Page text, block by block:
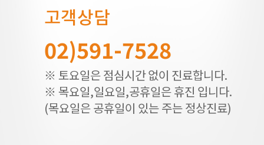
고객상담
02)591-7528
※ 토요일은 점심시간 없이 진료합니다.
※ 목요일,일요일,공휴일은 휴진 입니다.
(목요일은 공휴일이 있는 주는 정상진료)